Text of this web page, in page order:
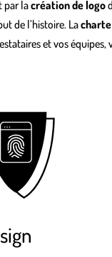
par lacréation de logo
de l’histoire. La
et vos équipes,